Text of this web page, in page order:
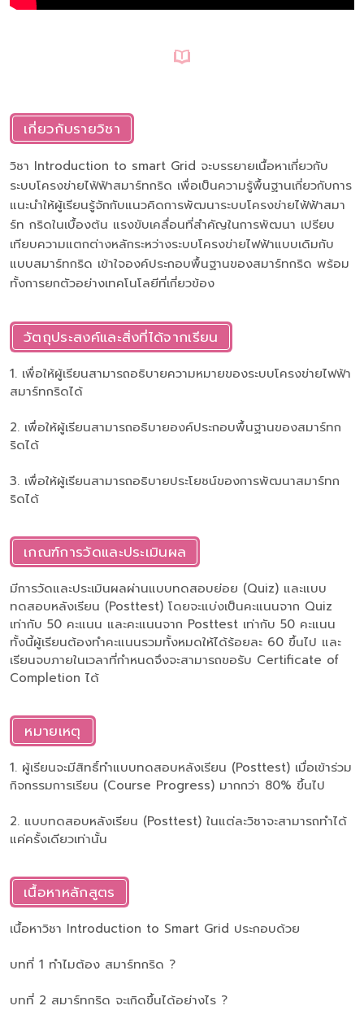
เกี่ยวกับรายวิชา
วิชา Introduction to smart Grid จะบรรยายเนื้อหาเกี่ยวกับ
ระบบโครงข่ายไฟ้ฟ้าสมาร์ทกริด เพื่อเป็นความรู้พื้นฐานเกี่ยวกับการ
แนะนำให้ผู้เรียนรู้จักกับแนวคิดการพัฒนาระบบโครงข่ายไฟ้ฟ้าสมา
ร์ท กริดในเบื้องต้น แรงขับเคลื่อนที่สำคัญในการพัฒนา เปรียบ
เทียบความแตกต่างหลักระหว่างระบบโครงข่ายไฟฟ้าแบบเดิมกับ
แบบสมาร์ทกริด เข้าใจองค์ประกอบพื้นฐานของสมาร์ทกริด พร้อม
ทั้งการยกตัวอย่างเทคโนโลยีที่เกี่ยวข้อง
วัตถุประสงค์และสิ่งที่ได้จากเรียน
1. เพื่อให้ผู้เรียนสามารถอธิบายความหมายของระบบโครงข่ายไฟฟ้า
สมาร์ทกริดได้
2. เพื่อให้ผู้เรียนสามารถอธิบายองค์ประกอบพื้นฐานของสมาร์ทก
ริดได้
3. เพื่อให้ผู้เรียนสามารถอธิบายประโยชน์ของการพัฒนาสมาร์ทก
ริดได้
เกณฑ์การวัดและประเมินผล
มีการวัดและประเมินผลผ่านแบบทดสอบย่อย (Quiz) และแบบ
ทดสอบหลังเรียน (Posttest) โดยจะแบ่งเป็นคะแนนจาก Quiz
เท่ากับ 50 คะแนน และคะแนนจาก Posttest เท่ากับ 50 คะแนน
ทั้งนี้ผู้เรียนต้องทำคะแนนรวมทั้งหมดให้ได้ร้อยละ 60 ขึ้นไป และ
เรียนจบภายในเวลาที่กำหนดจึงจะสามารถขอรับ Certificate of
Completion ได้
หมายเหตุ
1. ผู้เรียนจะมีสิทธิ์ทำแบบทดสอบหลังเรียน (Posttest) เมื่อเข้าร่วม
กิจกรรมการเรียน (Course Progress) มากกว่า 80% ขึ้นไป
2. แบบทดสอบหลังเรียน (Posttest) ในแต่ละวิชาจะสามารถทำได้
แค่ครั้งเดียวเท่านั้น
เนื้อหาหลักสูตร
เนื้อหาวิชา Introduction to Smart Grid ประกอบด้วย
บทที่ 1 ทำไมต้อง สมาร์ทกริด ?
บทที่ 2 สมาร์ทกริด จะเกิดขึ้นได้อย่างไร ?